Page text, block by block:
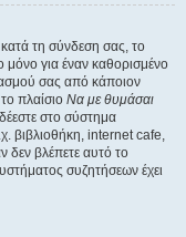
κατά τη σύνδεση σας, το
για έναν καθορισμένο
σας από κάποιον
πλαίσιο Να με θυμάσαι
στο σύστημα
βιβλιοθήκη, internet cafe,
δεν βλέπετε αυτό το
συζητήσεων έχει